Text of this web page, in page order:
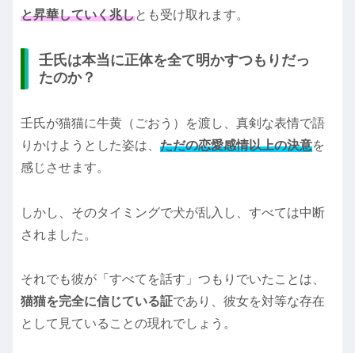
と昇華していく兆しとも受け取れます。
壬氏は本当に正体を全て明かすつもりだっ
たのか？
壬氏が猫猫に牛黄（ごおう）を渡し、真剣な表情で語
りかけようとした姿は、 ただの恋愛感情以上の決意を
感じさせます。
しかし、そのタイミングで犬が乱入し、すべては中断
されました。
それでも彼が「すべてを話す」つもりでいたことは、
猫猫を完全に信じている証であり、彼女を対等な存在
として見ていることの現れでしょう。